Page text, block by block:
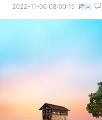
2022-11-06 08:00:15 诗词